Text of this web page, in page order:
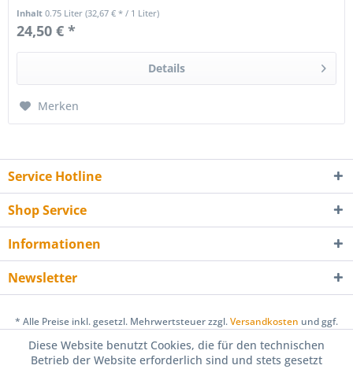
Inhalt0.75 Liter(32,67 € * / 1 Liter)
24,50 € *
Details
Merken
Service Hotline
Shop Service
Informationen
Newsletter
* Alle Preise inkl. gesetzl. Mehrwertsteuer zzgl.Versandkosten und ggf.
Nachnahmegebühren, wenn nicht anders beschrieben
Diese Website benutzt Cookies, die für den technischen
Betrieb der Website erforderlich sind und stets gesetzt